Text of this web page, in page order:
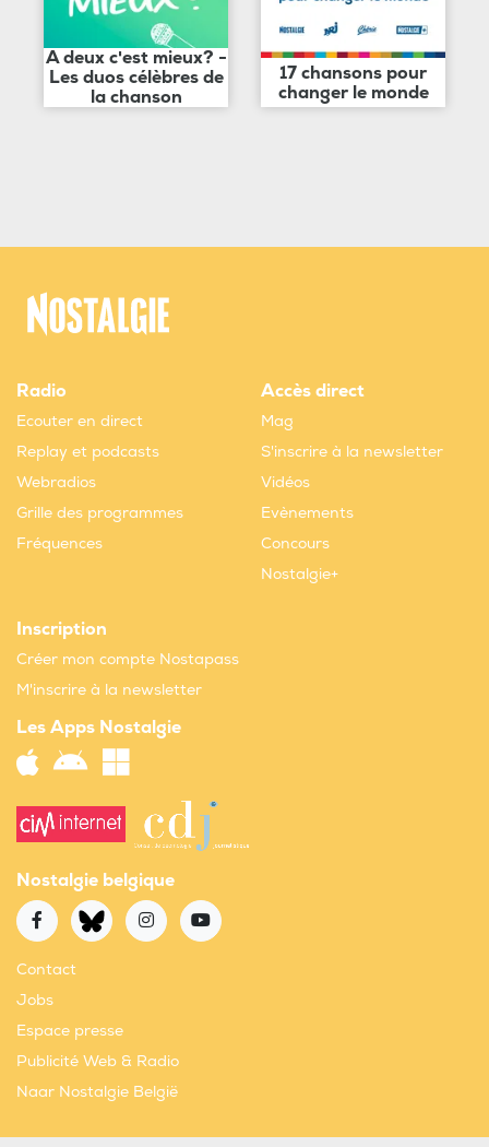
A deux c'est mieux? -
Les duos célèbres de
la chanson
17 chansons pour
changer le monde
Radio
Ecouter en direct
Replay et podcasts
Webradios
Grille des programmes
Fréquences
Accès direct
Mag
S'inscrire à la newsletter
Vidéos
Evènements
Concours
Nostalgie+
Inscription
Créer mon compte Nostapass
M'inscrire à la newsletter
Les Apps Nostalgie
Nostalgie belgique
Contact
Jobs
Espace presse
Publicité Web & Radio
Naar Nostalgie België